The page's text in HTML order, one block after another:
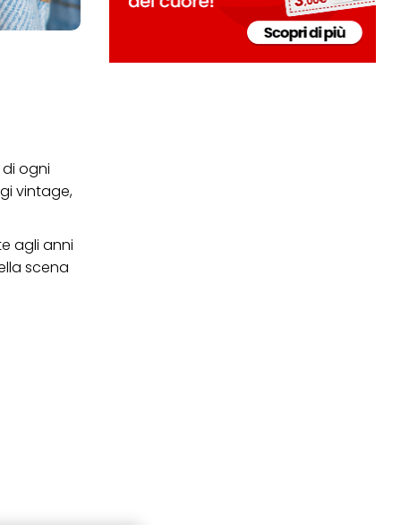
ogni
vintage,
agli anni
scena